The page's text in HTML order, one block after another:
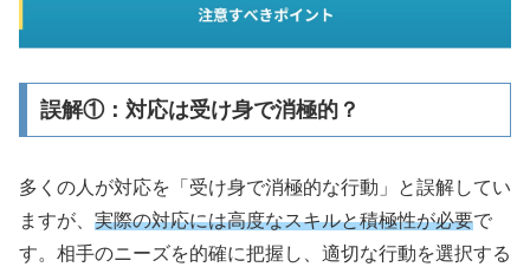
誤解①：対応は受け身で消極的？
多くの人が対応を「受け身で消極的な行動」と誤解してい
ますが、 実際の対応には高度なスキルと積極性が必要で
す。相手のニーズを的確に把握し、適切な行動を選択する